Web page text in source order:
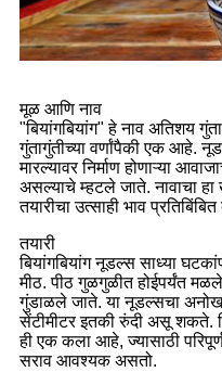
मूळ आणि नाव
"बियांगबियांग" हे नाव अतिशय
गुंतागुंतीच्या वर्णांपैकी एक आहे.
मारल्यावर निर्माण होणाऱ्या
असल्याचे म्हटले जाते. नावाचा
तयारीचा उत्साही भाव
तयारी
बियांगबियांग नूडल्स साध्या
मीठ. पीठ गुळगुळीत होईपर्यंत
गुंडाळले जाते. या नूडल्सचा
सेंटीमीटर इतकी रुंदी असू शकते.
ही एक कला आहे, ज्यासाठी
सराव आवश्यक असतो.